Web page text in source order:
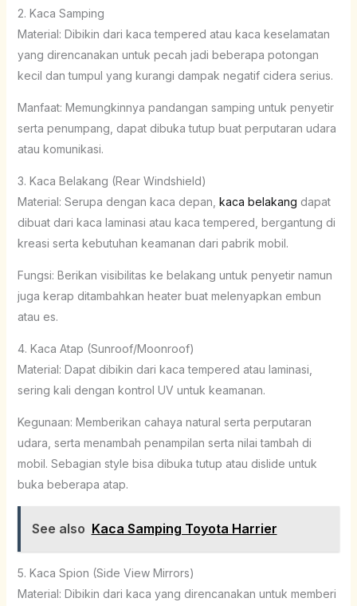
2. Kaca Samping
Material: Dibikin dari kaca tempered atau kaca keselamatan
yang direncanakan untuk pecah jadi beberapa potongan
kecil dan tumpul yang kurangi dampak negatif cidera serius.
Manfaat: Memungkinnya pandangan samping untuk penyetir
serta penumpang, dapat dibuka tutup buat perputaran udara
atau komunikasi.
3. Kaca Belakang (Rear Windshield)
Material: Serupa dengan kaca depan, kaca belakang dapat
dibuat dari kaca laminasi atau kaca tempered, bergantung di
kreasi serta kebutuhan keamanan dari pabrik mobil.
Fungsi: Berikan visibilitas ke belakang untuk penyetir namun
juga kerap ditambahkan heater buat melenyapkan embun
atau es.
4. Kaca Atap (Sunroof/Moonroof)
Material: Dapat dibikin dari kaca tempered atau laminasi,
sering kali dengan kontrol UV untuk keamanan.
Kegunaan: Memberikan cahaya natural serta perputaran
udara, serta menambah penampilan serta nilai tambah di
mobil. Sebagian style bisa dibuka tutup atau dislide untuk
buka beberapa atap.
See also Kaca Samping Toyota Harrier
5. Kaca Spion (Side View Mirrors)
Material: Dibikin dari kaca yang direncanakan untuk memberi